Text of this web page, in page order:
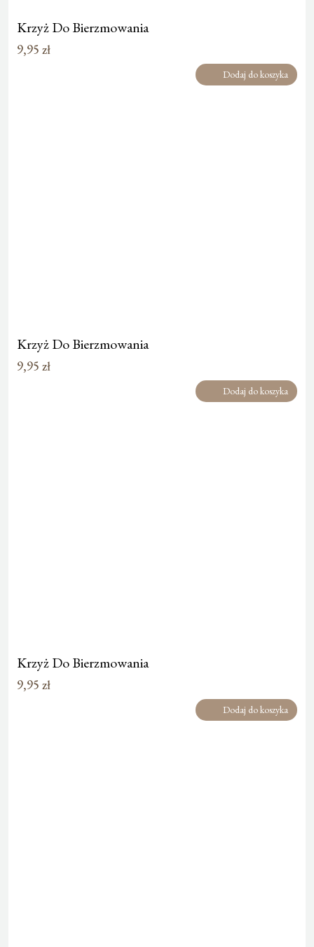
Krzyż Do Bierzmowania
9,95 zł
Dodaj do koszyka
Krzyż Do Bierzmowania
9,95 zł
Dodaj do koszyka
Krzyż Do Bierzmowania
9,95 zł
Dodaj do koszyka